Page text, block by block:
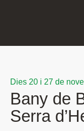
Dies 20 i 27 de
Bany de
Serra